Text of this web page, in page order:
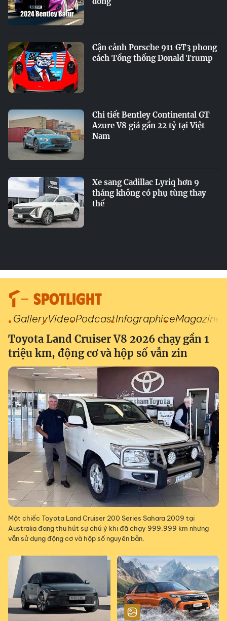
Cận cảnh Porsche 911 GT3 phong
cách Tổng thống Donald Trump
Chi tiết Bentley Continental GT
Azure V8 giá gần 22 tỷ tại Việt
Nam
Xe sang Cadillac Lyriq hơn 9
tháng không có phụ tùng thay
thế
SPOTLIGHT
GalleryVideoPodcastInfographiceMagazine
Toyota Land Cruiser V8 2026 chạy gần 1
triệu km, động cơ và hộp số vẫn zin
Một chiếc Toyota Land Cruiser 200 Series Sahara 2009 tại
Australia đang thu hút sự chú ý khi đã chạy 999.999 km nhưng
vẫn sử dụng động cơ và hộp số nguyên bản.